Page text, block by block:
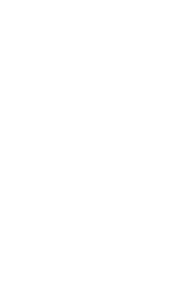
de votre projet à notre service